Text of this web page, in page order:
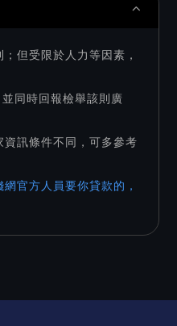
但受限於人力等因素，
同時回報檢舉該則廣
訊條件不同，可多參考
官方人員要你貸款的，